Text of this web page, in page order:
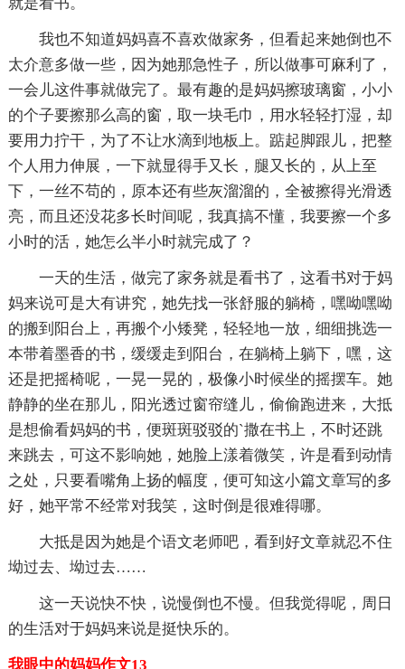
我也不知道妈妈喜不喜欢做家务，但看起来她倒也不
太介意多做一些，因为她那急性子，所以做事可麻利了，
一会儿这件事就做完了。最有趣的是妈妈擦玻璃窗，小小
的个子要擦那么高的窗，取一块毛巾，用水轻轻打湿，却
要用力拧干，为了不让水滴到地板上。踮起脚跟儿，把整
个人用力伸展，一下就显得手又长，腿又长的，从上至
下，一丝不苟的，原本还有些灰溜溜的，全被擦得光滑透
亮，而且还没花多长时间呢，我真搞不懂，我要擦一个多
小时的活，她怎么半小时就完成了？
一天的生活，做完了家务就是看书了，这看书对于妈
妈来说可是大有讲究，她先找一张舒服的躺椅，嘿呦嘿呦
的搬到阳台上，再搬个小矮凳，轻轻地一放，细细挑选一
本带着墨香的书，缓缓走到阳台，在躺椅上躺下，嘿，这
还是把摇椅呢，一晃一晃的，极像小时候坐的摇摆车。她
静静的坐在那儿，阳光透过窗帘缝儿，偷偷跑进来，大抵
是想偷看妈妈的书，便斑斑驳驳的`撒在书上，不时还跳
来跳去，可这不影响她，她脸上漾着微笑，许是看到动情
之处，只要看嘴角上扬的幅度，便可知这小篇文章写的多
好，她平常不经常对我笑，这时倒是很难得哪。
大抵是因为她是个语文老师吧，看到好文章就忍不住
坳过去、坳过去……
这一天说快不快，说慢倒也不慢。但我觉得呢，周日
的生活对于妈妈来说是挺快乐的。
我眼中的妈妈作文13